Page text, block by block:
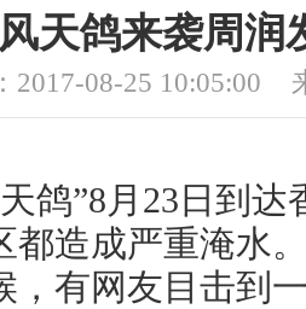
天鸽来袭周润
2017-08-25 10:05:00
鸽”8月23日到
都造成严重淹水
，有网友目击到